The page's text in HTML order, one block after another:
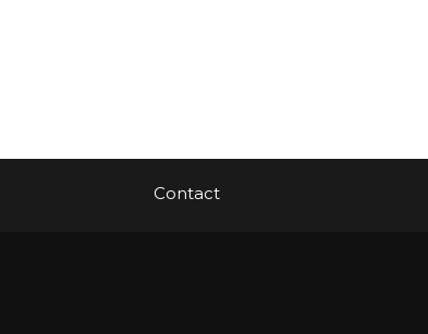
Contact